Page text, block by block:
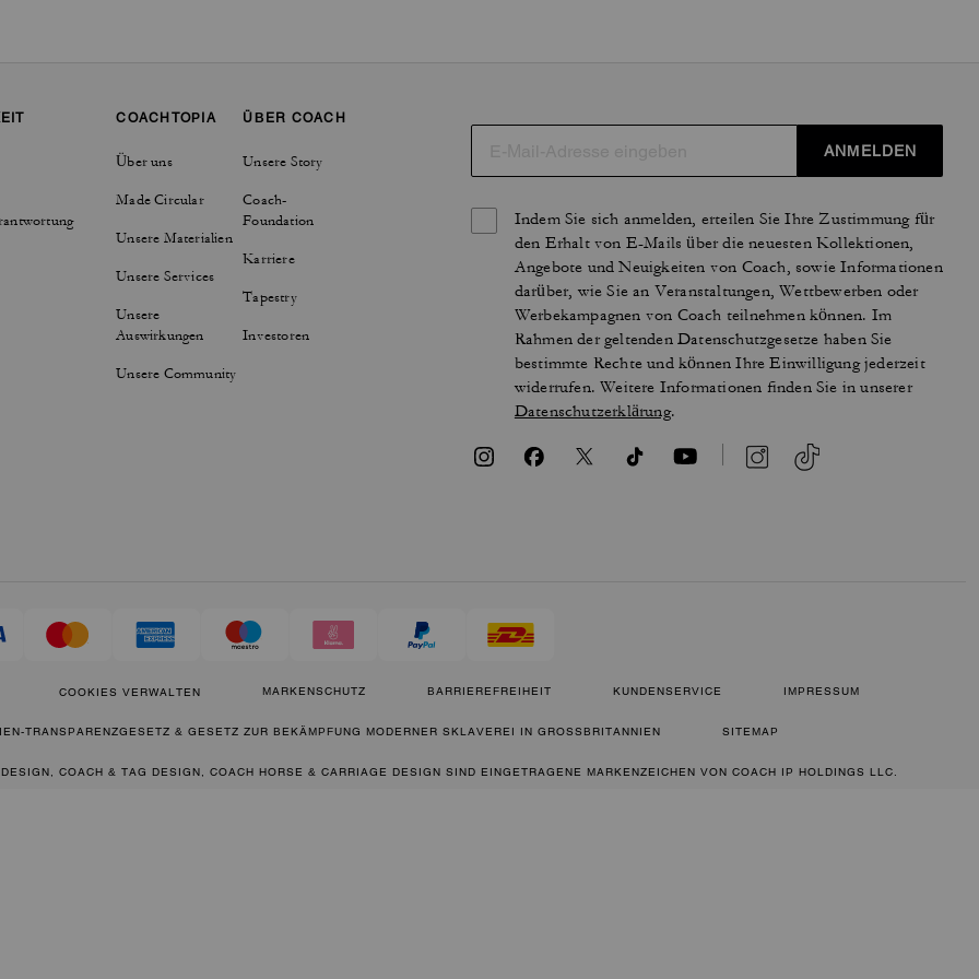
COACHTOPIA
Über uns
Made Circular
Unsere Materialien
Unsere Services
Unsere
Auswirkungen
Unsere Community
ÜBER COACH
Unsere Story
Coach-
Foundation
Karriere
Tapestry
Investoren
ANMELDEN
Indem Sie sich anmelden, erteilen Sie Ihre Zustimmung für
den Erhalt von E-Mails über die neuesten Kollektionen,
Angebote und Neuigkeiten von Coach, sowie Informationen
darüber, wie Sie an Veranstaltungen, Wettbewerben oder
Werbekampagnen von Coach teilnehmen können. Im
Rahmen der geltenden Datenschutzgesetze haben Sie
bestimmte Rechte und können Ihre Einwilligung jederzeit
widerrufen. Weitere Informationen finden Sie in unserer
Datenschutzerklärung.
COOKIES VERWALTEN MARKENSCHUTZ BARRIEREFREIHEIT KUNDENSERVICE IMPRESSUM
TRANSPARENZGESETZ & GESETZ ZUR BEKÄMPFUNG MODERNER SKLAVEREI IN GROSSBRITANNIEN SITEMAP
COACH & TAG DESIGN, COACH HORSE & CARRIAGE DESIGN SIND EINGETRAGENE MARKENZEICHEN VON COACH IP HOLDINGS LLC.